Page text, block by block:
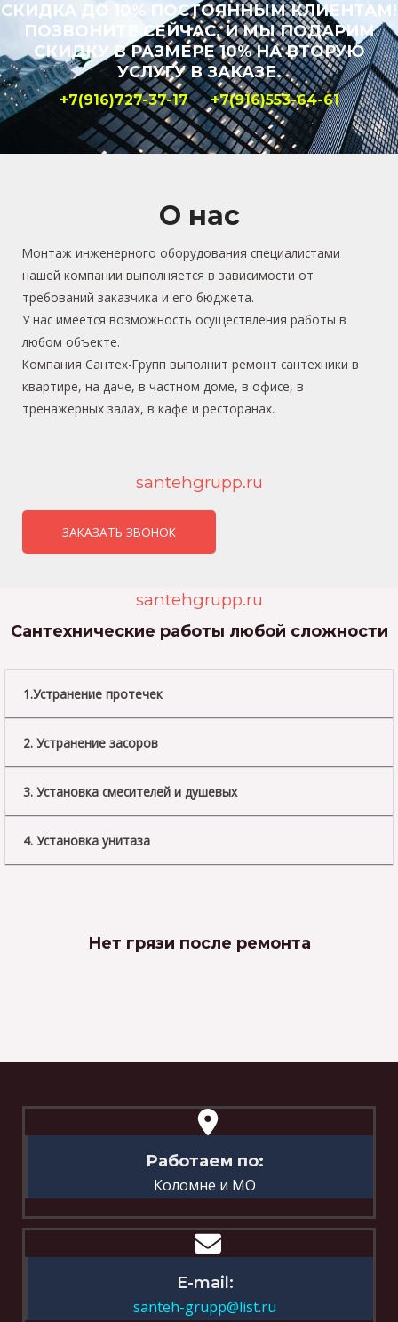
СКИДКА ДО 10% ПОСТОЯННЫМ КЛИЕНТАМ!
ПОЗВОНИТЕ СЕЙЧАС, И МЫ ПОДАРИМ
СКИДКУ В РАЗМЕРЕ 10% НА ВТОРУЮ
УСЛУГУ В ЗАКАЗЕ.
+7(916)727-37-17 +7(916)553-64-61
О нас
Монтаж инженерного оборудования специалистами
нашей компании выполняется в зависимости от
требований заказчика и его бюджета.
У нас имеется возможность осуществления работы в
любом объекте.
Компания Сантех-Групп выполнит ремонт сантехники в
квартире, на даче, в частном доме, в офисе, в
тренажерных залах, в кафе и ресторанах.
santehgrupp.ru
ЗАКАЗАТЬ ЗВОНОК
santehgrupp.ru
Сантехнические работы любой сложности
1.Устранение протечек
2. Устранение засоров
3. Установка смесителей и душевых
4. Установка унитаза
Нет грязи после ремонта
Работаем по:
Коломне и МО
E-mail:
santeh-grupp@list.ru